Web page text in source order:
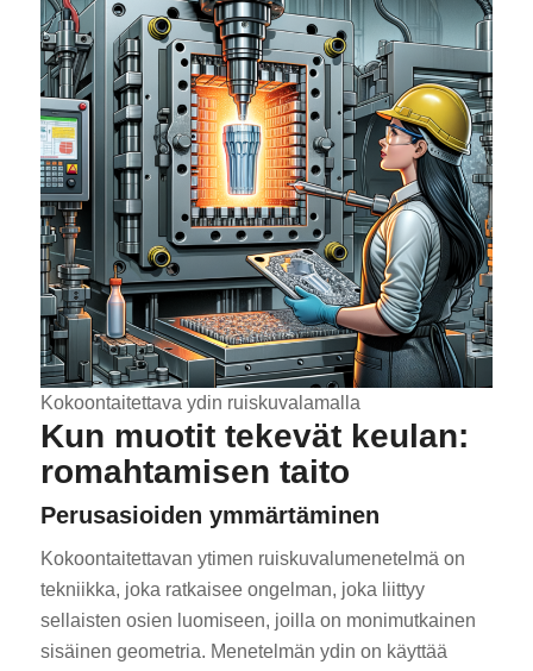
Kokoontaitettava ydin ruiskuvalamalla
Kun muotit tekevät keulan:
romahtamisen taito
Perusasioiden ymmärtäminen
Kokoontaitettavan ytimen ruiskuvalumenetelmä on
tekniikka, joka ratkaisee ongelman, joka liittyy
sellaisten osien luomiseen, joilla on monimutkainen
sisäinen geometria. Menetelmän ydin on käyttää